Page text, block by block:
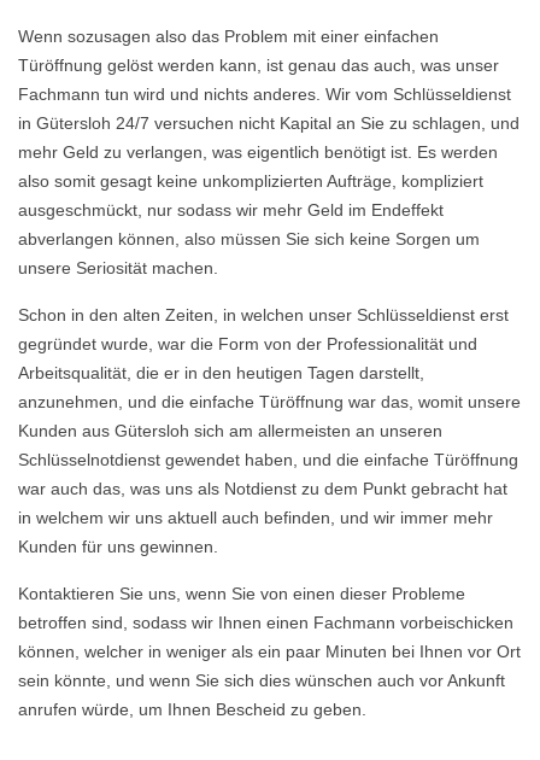
Wenn sozusagen also das Problem mit einer einfachen
Türöffnung gelöst werden kann, ist genau das auch, was unser
Fachmann tun wird und nichts anderes. Wir vom Schlüsseldienst
in Gütersloh 24/7 versuchen nicht Kapital an Sie zu schlagen, und
mehr Geld zu verlangen, was eigentlich benötigt ist. Es werden
also somit gesagt keine unkomplizierten Aufträge, kompliziert
ausgeschmückt, nur sodass wir mehr Geld im Endeffekt
abverlangen können, also müssen Sie sich keine Sorgen um
unsere Seriosität machen.
Schon in den alten Zeiten, in welchen unser Schlüsseldienst erst
gegründet wurde, war die Form von der Professionalität und
Arbeitsqualität, die er in den heutigen Tagen darstellt,
anzunehmen, und die einfache Türöffnung war das, womit unsere
Kunden aus Gütersloh sich am allermeisten an unseren
Schlüsselnotdienst gewendet haben, und die einfache Türöffnung
war auch das, was uns als Notdienst zu dem Punkt gebracht hat
in welchem wir uns aktuell auch befinden, und wir immer mehr
Kunden für uns gewinnen.
Kontaktieren Sie uns, wenn Sie von einen dieser Probleme
betroffen sind, sodass wir Ihnen einen Fachmann vorbeischicken
können, welcher in weniger als ein paar Minuten bei Ihnen vor Ort
sein könnte, und wenn Sie sich dies wünschen auch vor Ankunft
anrufen würde, um Ihnen Bescheid zu geben.